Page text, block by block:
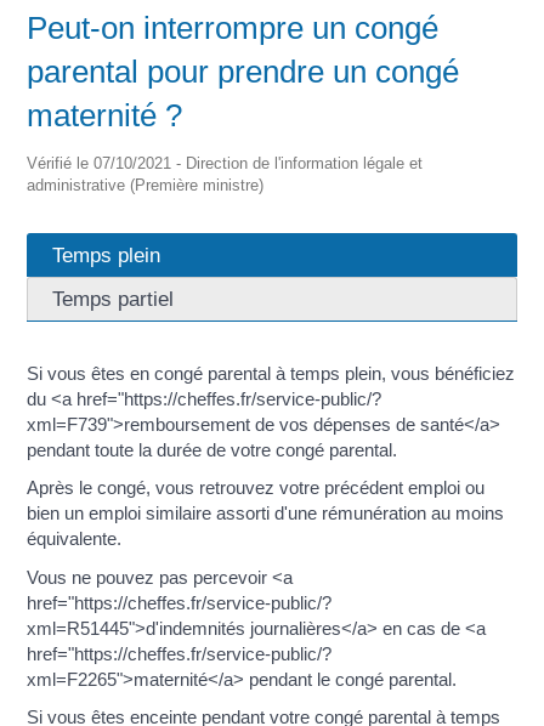
Peut-on interrompre un congé
parental pour prendre un congé
maternité ?
Vérifié le 07/10/2021 - Direction de l'information légale et
administrative (Première ministre)
Temps plein
Temps partiel
Si vous êtes en congé parental à temps plein, vous bénéficiez
du <a href="https://cheffes.fr/service-public/?
xml=F739">remboursement de vos dépenses de santé</a>
pendant toute la durée de votre congé parental.
Après le congé, vous retrouvez votre précédent emploi ou
bien un emploi similaire assorti d'une rémunération au moins
équivalente.
Vous ne pouvez pas percevoir <a
href="https://cheffes.fr/service-public/?
xml=R51445">d'indemnités journalières</a> en cas de <a
href="https://cheffes.fr/service-public/?
xml=F2265">maternité</a> pendant le congé parental.
Si vous êtes enceinte pendant votre congé parental à temps